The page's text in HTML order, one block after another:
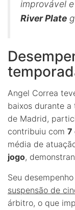
improvável
River Plate
Angel Correa
baixos durante
de Madrid,
contribuiu com 7
média de
jogo,
Seu
suspensão de
árbitro, o que